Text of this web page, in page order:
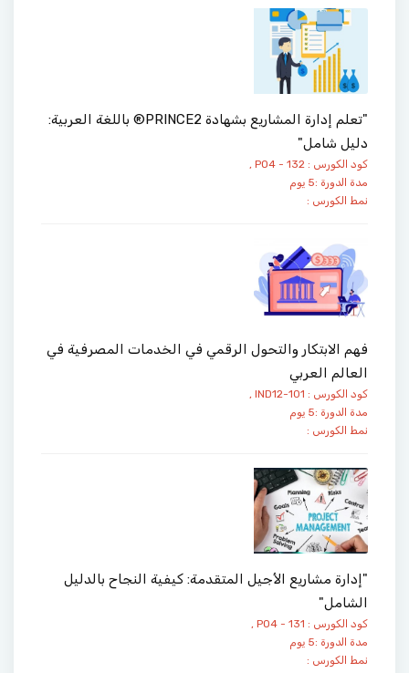
"تعلم إدارة المشاريع بشهادة PRINCE2® باللغة العربية:
دليل شامل"
كود الكورس : PO4 - 132 ,
مدة الدورة :5 يوم
نمط الكورس :
فهم الابتكار والتحول الرقمي في الخدمات المصرفية في
العالم العربي
كود الكورس : IND12-101 ,
مدة الدورة :5 يوم
نمط الكورس :
"إدارة مشاريع الأجيل المتقدمة: كيفية النجاح بالدليل
الشامل"
كود الكورس : PO4 - 131 ,
مدة الدورة :5 يوم
نمط الكورس :